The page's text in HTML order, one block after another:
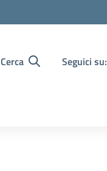
Cerca Seguici su: